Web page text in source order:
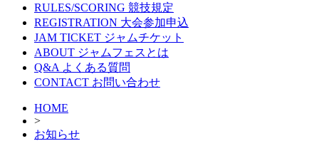
RULES/SCORING 競技規定
REGISTRATION 大会参加申込
JAM TICKET ジャムチケット
ABOUT ジャムフェスとは
Q&A よくある質問
CONTACT お問い合わせ
HOME
>
お知らせ